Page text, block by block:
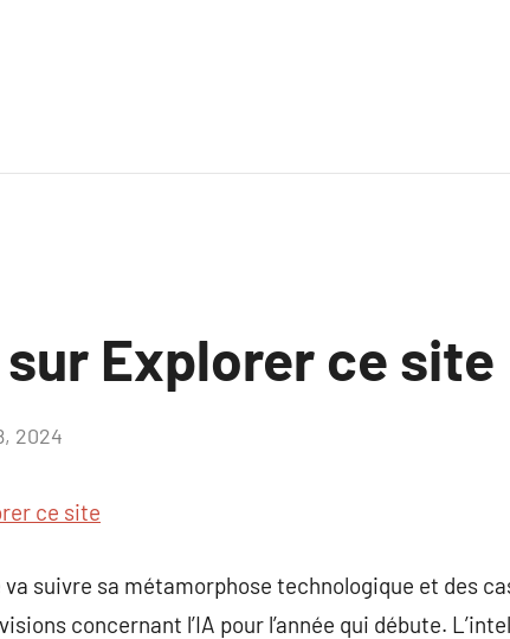
Explorer ce site
2024
ce site
suivre sa métamorphose technologique et des
concernant l’IA pour l’année qui débute.